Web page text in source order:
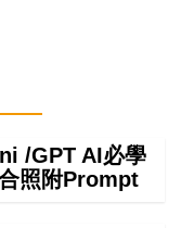
/GPT AI必學
照附Prompt